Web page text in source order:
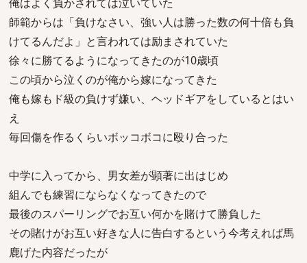
師範からは「負けなさい、強い人は勝った数の何十倍も負
けてるんだよ」と言われては励まされていた
徐々に勝てるようになってきたのが10歳頃
この頃から泣くのが俺から嫁になってきた
俺も嫁もド級の負けず嫌い、ヘッドギアをしているとはい
え
毎回傷を作るくらいボッコボコに殴り合った
中学に入ってから、男女差が顕著に出はじめ
組んでも練習にならなくなってきたので
最後のスパーリングでお互い何かを賭けて勝負した
その賭けがお互い好きな人に告白するという今考えれば馬
鹿げた内容だったが